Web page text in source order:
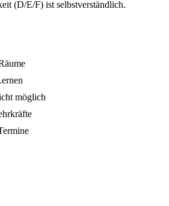
(D/E/F) ist selbstverständlich.
möglich